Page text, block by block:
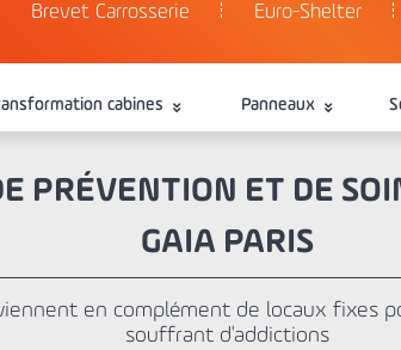
Brevet Carrosserie Euro-Shelter
cabines Panneaux
PRÉVENTION ET DE
GAIA PARIS
en complément de locaux fixes
souffrant d'addictions